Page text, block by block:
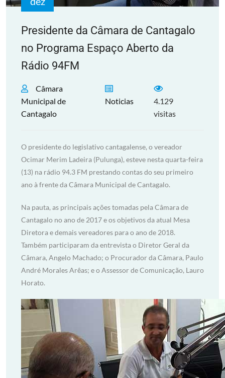
Presidente da Câmara de Cantagalo
no Programa Espaço Aberto da
Rádio 94FM
Câmara
Municipal de
Cantagalo
Noticias
4.129
visitas
O presidente do legislativo cantagalense, o vereador
Ocimar Merim Ladeira (Pulunga), esteve nesta quarta-feira
(13) na rádio 94.3 FM prestando contas do seu primeiro
ano à frente da Câmara Municipal de Cantagalo.
Na pauta, as principais ações tomadas pela Câmara de
Cantagalo no ano de 2017 e os objetivos da atual Mesa
Diretora e demais vereadores para o ano de 2018.
Também participaram da entrevista o Diretor Geral da
Câmara, Angelo Machado; o Procurador da Câmara, Paulo
André Morales Arêas; e o Assessor de Comunicação, Lauro
Horato.